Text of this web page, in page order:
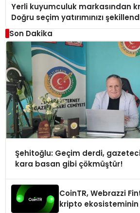
Yerli kuyumculuk markasından
Doğru seçim yatırımınızı
Son Dakika
Şehitoğlu: Geçim derdi,
kara basan gibi çökmüştür!
CoinTR, Webrazzi
kripto ekosisteminin